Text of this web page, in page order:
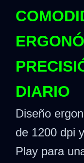
DIARIO
Diseño
de 1200 dpi
Play para